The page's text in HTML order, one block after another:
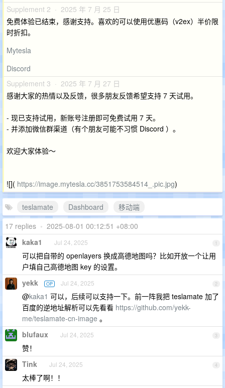
Supplement 2 · 2025 年 7 月 25 日
免费体验已结束，感谢支持。喜欢的可以使用优惠码（v2ex）半价限
时折扣。
Mytesla
Discord
Supplement 3 · 2025 年 7 月 27 日
感谢大家的热情以及反馈，很多朋友反馈希望支持 7 天试用。
- 现已支持试用，新账号注册即可免费试用 7 天。
- 并添加微信群渠道（有个朋友可能不习惯 Discord ）。
欢迎大家体验～
![]( https://image.mytesla.cc/3851753584514_.pic.jpg)
teslamate Dashboard
移动端
17 replies • 2025-08-01 00:12:51 +08:00
1
kaka1 Jul 24, 2025
可以把自带的 openlayers 换成高德地图吗？比如开放一个让用
户填自己高德地图 key 的设置。
2
yekk OP Jul 24, 2025
@kaka1 可以，后续可以支持一下。前一阵我把 teslamate 加了
百度的逆地址解析可以先看看 https://github.com/yekk-
me/teslamate-cn-image 。
3
blufaux Jul 24, 2025
赞！
4
Tink Jul 24, 2025
太棒了啊！！